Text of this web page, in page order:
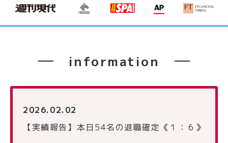
information
2026.02.02
【実績報告】本日54名の退職確定《１：６》